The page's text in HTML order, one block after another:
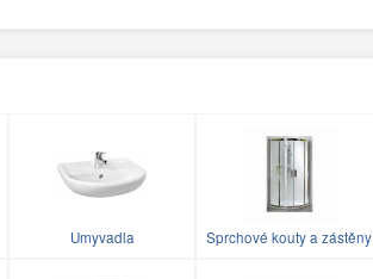
Umyvadla Sprchové kouty a zástěny